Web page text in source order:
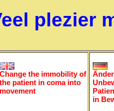
plezier
Change the immobility of
the patient in coma into
movement
in